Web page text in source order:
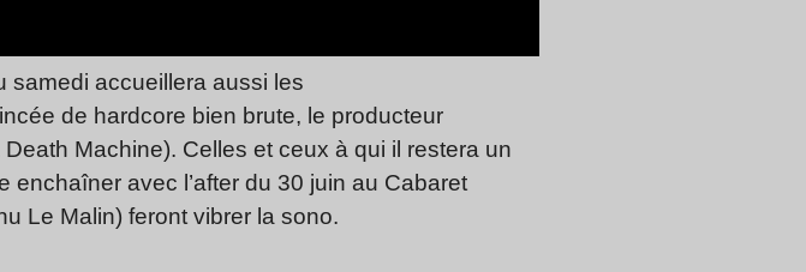
samedi accueillera aussi les
de hardcore bien brute, le producteur
Death Machine). Celles et ceux à qui il restera un
enchaîner avec l’after du 30 juin au Cabaret
Le Malin) feront vibrer la sono.